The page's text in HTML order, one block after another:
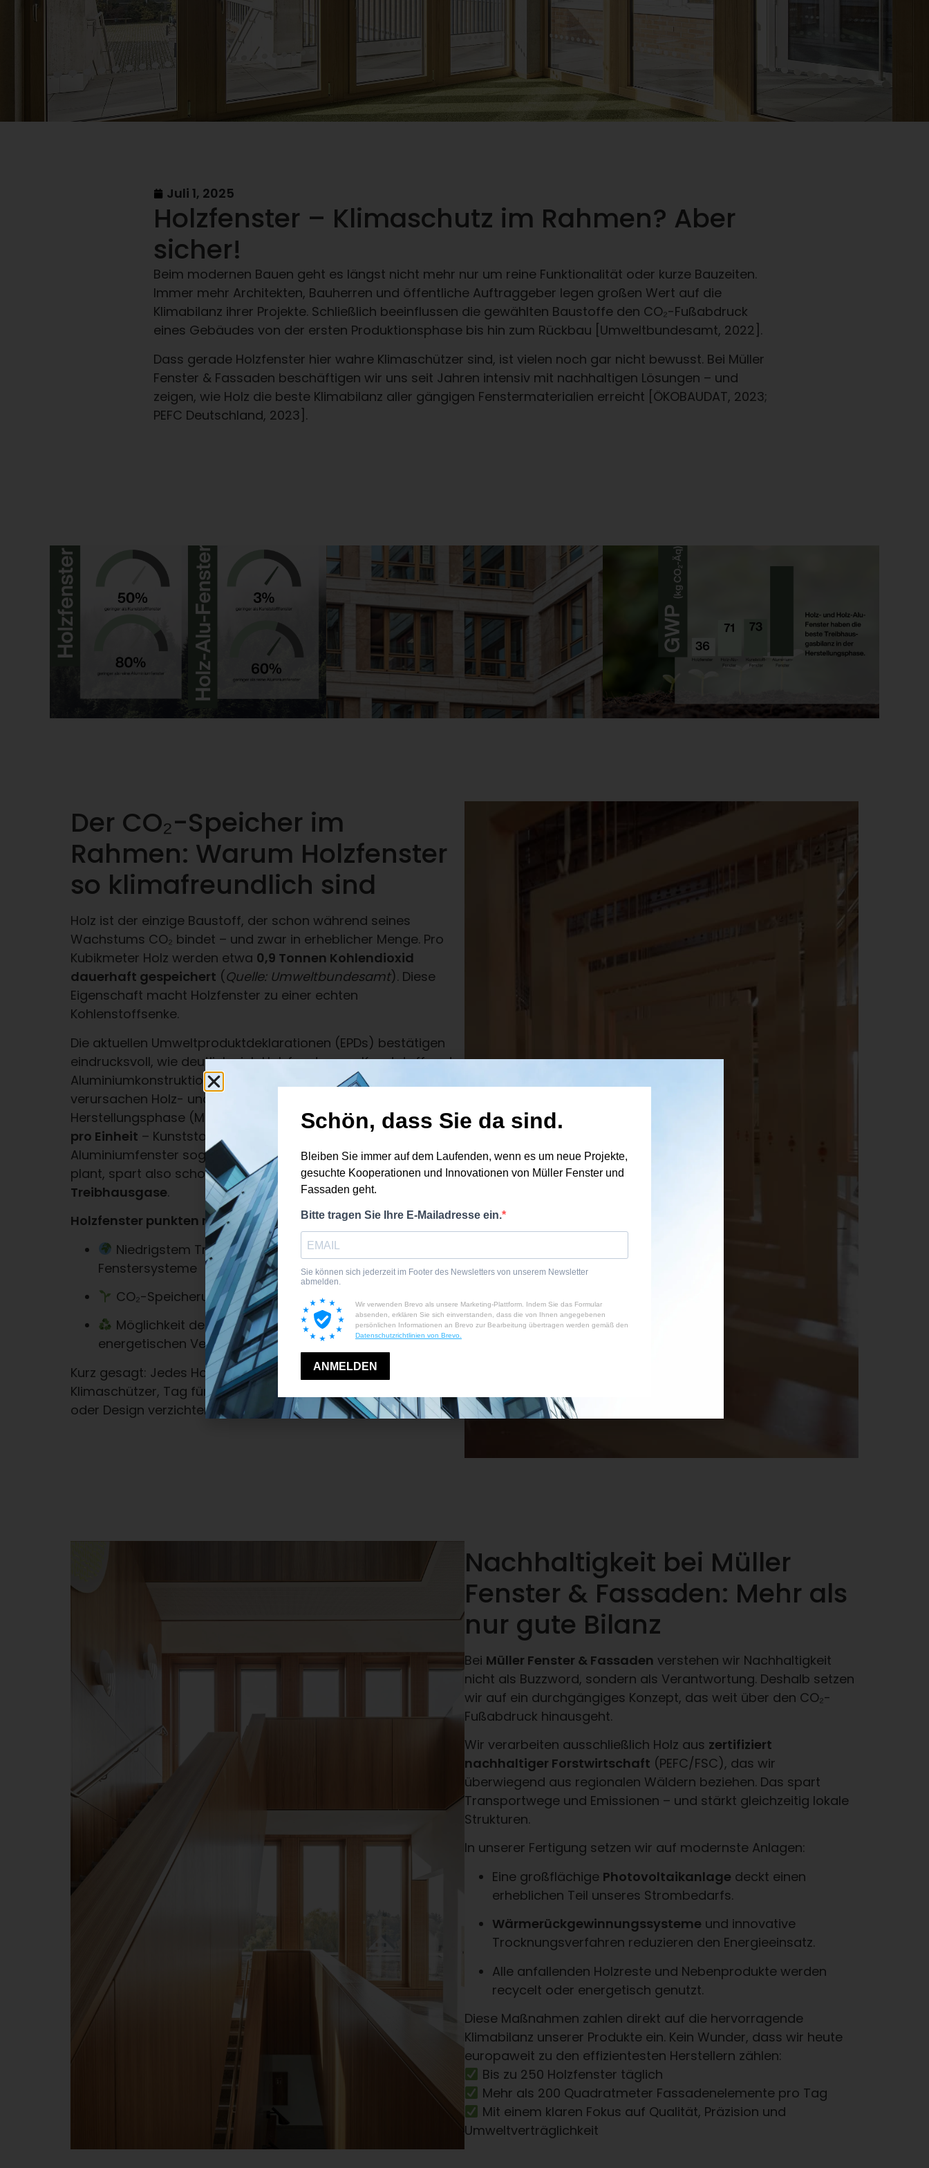
Juli 1, 2025
Holzfenster – Klimaschutz im Rahmen? Aber
sicher!
Beim modernen Bauen geht es längst nicht mehr nur um reine Funktionalität oder kurze Bauzeiten.
Immer mehr Architekten, Bauherren und öffentliche Auftraggeber legen großen Wert auf die
Klimabilanz ihrer Projekte. Schließlich beeinflussen die gewählten Baustoffe den CO₂-Fußabdruck
eines Gebäudes von der ersten Produktionsphase bis hin zum Rückbau [Umweltbundesamt, 2022].
Dass gerade Holzfenster hier wahre Klimaschützer sind, ist vielen noch gar nicht bewusst. Bei Müller
Fenster & Fassaden beschäftigen wir uns seit Jahren intensiv mit nachhaltigen Lösungen – und
zeigen, wie Holz die beste Klimabilanz aller gängigen Fenstermaterialien erreicht [ÖKOBAUDAT, 2023;
PEFC Deutschland, 2023].
Der CO₂-Speicher im
Rahmen: Warum Holzfenster
so klimafreundlich sind
Holz ist der einzige Baustoff, der schon während seines
Wachstums CO₂ bindet – und zwar in erheblicher Menge. Pro
Kubikmeter Holz werden etwa 0,9 Tonnen Kohlendioxid
dauerhaft gespeichert (Quelle: Umweltbundesamt). Diese
Eigenschaft macht Holzfenster zu einer echten
Kohlenstoffsenke.
Die aktuellen Umweltproduktdeklarationen (EPDs) bestätigen
eindrucksvoll, wie deutlich sich Holzfenster von Kunststoff- oder
Aluminiumkonstruktionen abheben. Laut
ÖKOBAUDAT
verursachen Holz- und Holz-Alu-Fenster in der
Herstellungsphase (Module A1–A3) nur31 kg CO₂-Äquivalente
pro Einheit – Kunststofffenster liegen zwischen 80 und 100 kg
Aluminiumfenster sogar bei über200 kg. Wer hier bewusst
plant, spart also schon vor dem Einbaubis zu 85 Prozent
Treibhausgase.
Holzfenster punkten mit:
Niedrigstem Treibhauspotenzial aller gängigen
Fenstersysteme
CO₂-Speicherung über Jahrzehnte
Möglichkeit der vollständigen Kreislaufwirtschaft und
energetischen Verwertung
Kurz gesagt: Jedes Holzfenster wirkt wie ein kleiner
Klimaschützer, Tag für Tag – ohne dass Sie dafür auf Qualität
oder Design verzichten müssen.
Nachhaltigkeit bei Müller
Fenster & Fassaden: Mehr als
nur gute Bilanz
Bei Müller Fenster & Fassaden verstehen wir Nachhaltigkeit
nicht als Buzzword, sondern als Verantwortung. Deshalb setzen
wir auf ein durchgängiges Konzept, das weit über den CO₂-
Fußabdruck hinausgeht.
Wir verarbeiten ausschließlich Holz aus zertifiziert
nachhaltiger Forstwirtschaft (PEFC/FSC), das wir
überwiegend aus regionalen Wäldern beziehen. Das spart
Transportwege und Emissionen – und stärkt gleichzeitig lokale
Strukturen.
In unserer Fertigung setzen wir auf modernste Anlagen:
Eine großflächige Photovoltaikanlage deckt einen
erheblichen Teil unseres Strombedarfs.
Wärmerückgewinnungssysteme und innovative
Trocknungsverfahren reduzieren den Energieeinsatz.
Alle anfallenden Holzreste und Nebenprodukte werden
recycelt oder energetisch genutzt.
Diese Maßnahmen zahlen direkt auf die hervorragende
Klimabilanz unserer Produkte ein. Kein Wunder, dass wir heute
europaweit zu den effizientesten Herstellern zählen:
Bis zu 250 Holzfenster täglich
Mehr als 200 Quadratmeter Fassadenelemente pro Tag
Mit einem klaren Fokus auf Qualität, Präzision und
Umweltverträglichkeit